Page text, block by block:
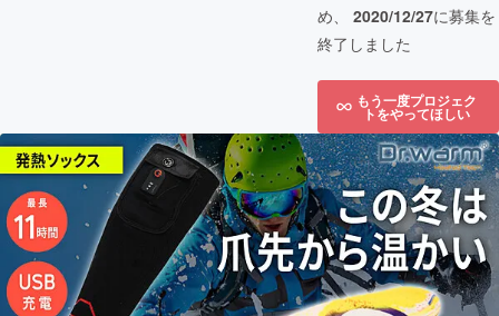
め、 2020/12/27に募集を
終了しました
もう一度プロジェク
トをやってほしい